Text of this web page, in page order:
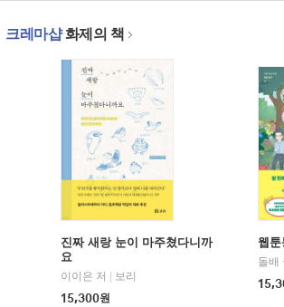
크레마샵화제의 책
진짜 새랑 눈이 마주쳤다니까
요
이이은 저
보리
15,300원
웹
돌배